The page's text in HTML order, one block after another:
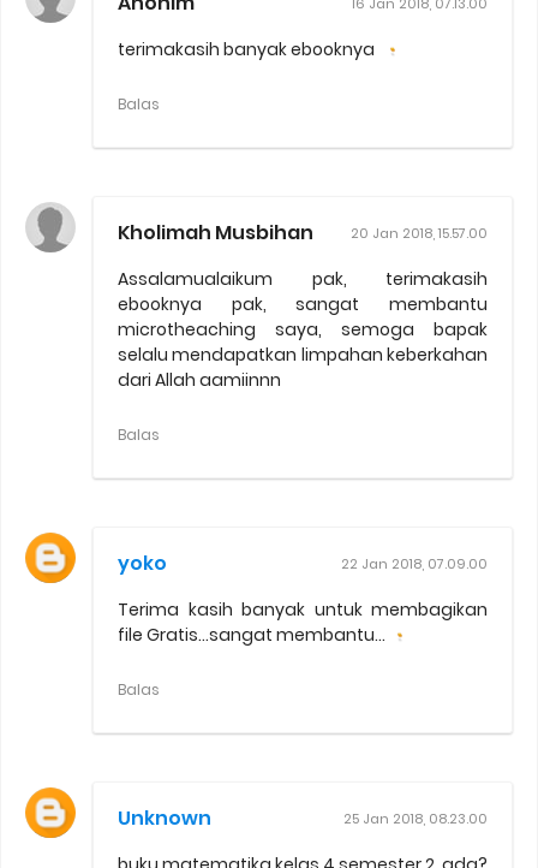
terimakasih banyak ebooknya
Balas
Kholimah Musbihan 20 Jan 2018, 15.57.00
Assalamualaikum pak, terimakasih
ebooknya pak, sangat membantu
microtheaching saya, semoga bapak
selalu mendapatkan limpahan keberkahan
dari Allah aamiinnn
Balas
yoko 22 Jan 2018, 07.09.00
Terima kasih banyak untuk membagikan
file Gratis...sangat membantu...
Balas
Unknown 25 Jan 2018, 08.23.00